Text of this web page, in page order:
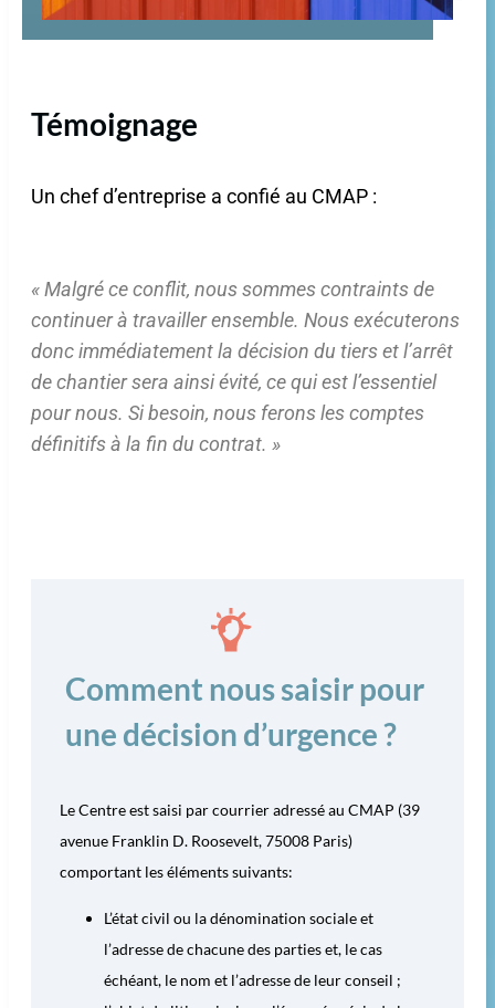
Témoignage
Un chef d’entreprise a confié au CMAP :
« Malgré ce conflit, nous sommes contraints de
continuer à travailler ensemble. Nous exécuterons
donc immédiatement la décision du tiers et l’arrêt
de chantier sera ainsi évité, ce qui est l’essentiel
pour nous. Si besoin, nous ferons les comptes
définitifs à la fin du contrat. »
Comment nous saisir pour
une décision d’urgence ?
Le Centre est saisi par courrier adressé au CMAP (39
avenue Franklin D. Roosevelt, 75008 Paris)
comportant les éléments suivants:
L’état civil ou la dénomination sociale et
l’adresse de chacune des parties et, le cas
échéant, le nom et l’adresse de leur conseil ;